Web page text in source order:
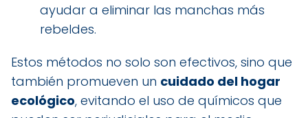
ayudar a eliminar las manchas más
rebeldes.
Estos métodos no solo son efectivos, sino que
también promueven un cuidado del hogar
ecológico, evitando el uso de químicos que